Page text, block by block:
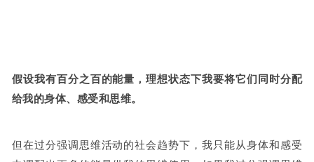
假设我有百分之百的能量，理想状态下我要将它们同时分配
给我的身体、感受和思维。
但在过分强调思维活动的社会趋势下，我只能从身体和感受